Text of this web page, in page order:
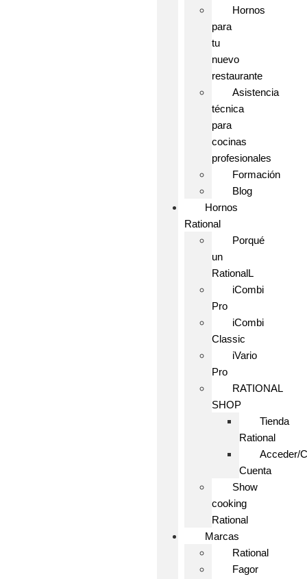
Hornos
para
tu
nuevo
restaurante
Asistencia
técnica
para
cocinas
profesionales
Formación
Blog
Hornos
Rational
Porqué
un
RationalL
iCombi
Pro
iCombi
Classic
iVario
Pro
RATIONAL
SHOP
Tienda
Rational
Acceder/
Cuenta
Show
cooking
Rational
Marcas
Rational
Fagor